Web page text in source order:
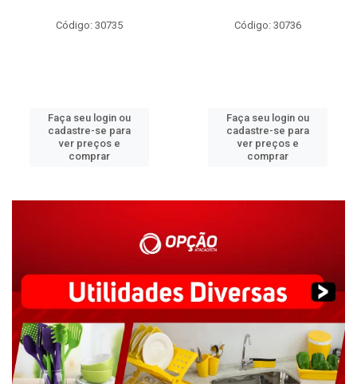
Código: 30735
Faça seu login ou
cadastre-se para
ver preços e
comprar
Código: 30736
Faça seu login ou
cadastre-se para
ver preços e
comprar